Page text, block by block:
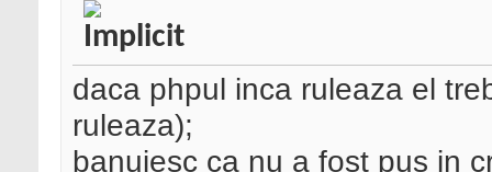
daca phpul inca ruleaza el
ruleaza);
banuiesc ca nu a fost pus in